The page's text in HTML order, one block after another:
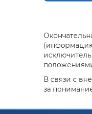
(информацию
В связи с
за